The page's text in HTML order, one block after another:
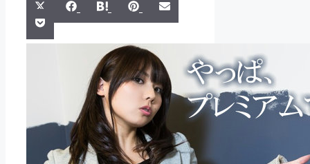
Share
on
(Twitter)
Share
on
Facebook
Share
on
Hatena Share
on
PinterestShare
on
Share
on
Pocket